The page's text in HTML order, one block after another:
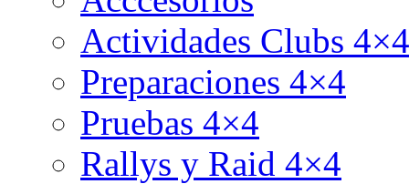
Actividades Clubs 4×4
Preparaciones 4×4
Pruebas 4×4
Rallys y Raid 4×4